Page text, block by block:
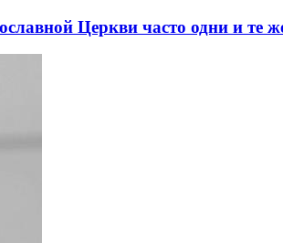
Церкви часто одни и те